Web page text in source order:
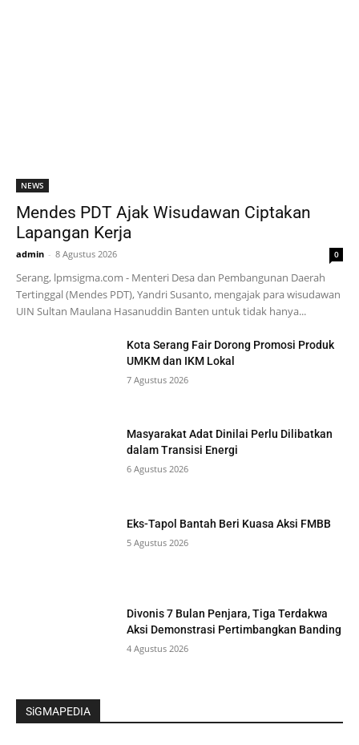
NEWS
Mendes PDT Ajak Wisudawan Ciptakan
Lapangan Kerja
admin - 8 Agustus 2026 0
Serang, lpmsigma.com - Menteri Desa dan Pembangunan Daerah
Tertinggal (Mendes PDT), Yandri Susanto, mengajak para wisudawan
UIN Sultan Maulana Hasanuddin Banten untuk tidak hanya...
Kota Serang Fair Dorong Promosi Produk
UMKM dan IKM Lokal
7 Agustus 2026
Masyarakat Adat Dinilai Perlu Dilibatkan
dalam Transisi Energi
6 Agustus 2026
Eks-Tapol Bantah Beri Kuasa Aksi FMBB
5 Agustus 2026
Divonis 7 Bulan Penjara, Tiga Terdakwa
Aksi Demonstrasi Pertimbangkan Banding
4 Agustus 2026
SiGMAPEDIA